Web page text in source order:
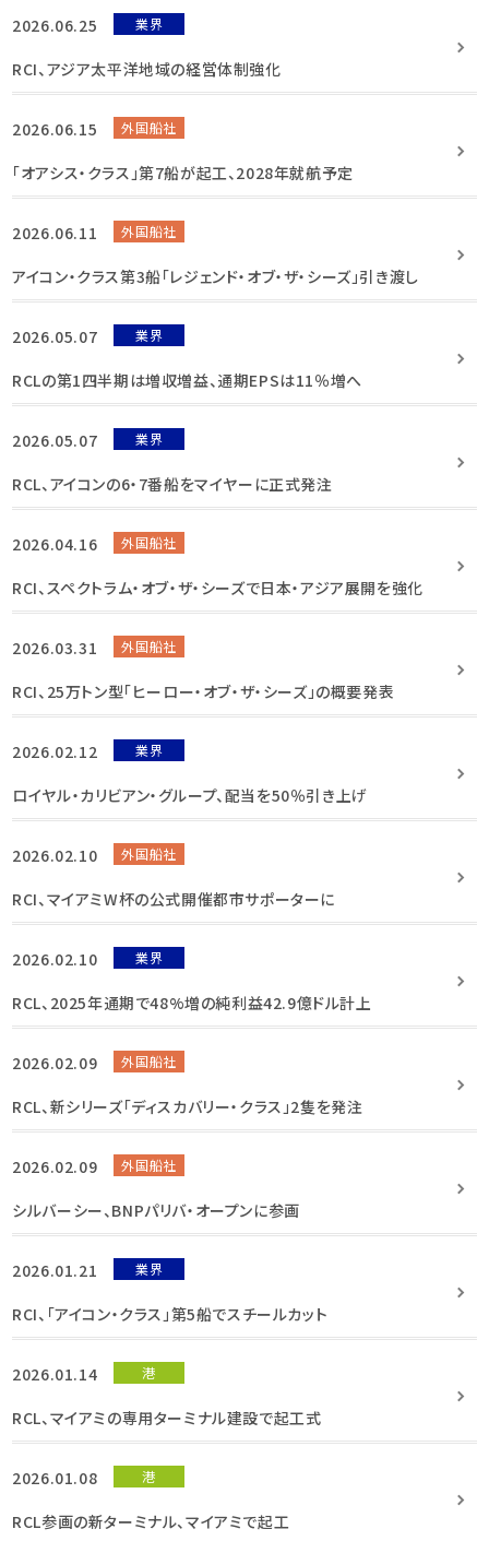
2026.06.25 業界
RCI、アジア太平洋地域の経営体制強化
2026.06.15 外国船社
「オアシス・クラス」第7船が起工、2028年就航予定
2026.06.11 外国船社
アイコン・クラス第3船「レジェンド・オブ・ザ・シーズ」引き渡し
2026.05.07 業界
RCLの第1四半期は増収増益、通期EPSは11％増へ
2026.05.07 業界
RCL、アイコンの6・7番船をマイヤーに正式発注
2026.04.16 外国船社
RCI、スペクトラム・オブ・ザ・シーズで日本・アジア展開を強化
2026.03.31 外国船社
RCI、25万トン型「ヒーロー・オブ・ザ・シーズ」の概要発表
2026.02.12 業界
ロイヤル・カリビアン・グループ、配当を50％引き上げ
2026.02.10 外国船社
RCI、マイアミW杯の公式開催都市サポーターに
2026.02.10 業界
RCL、2025年通期で48%増の純利益42.9億ドル計上
2026.02.09 外国船社
RCL、新シリーズ「ディスカバリー・クラス」2隻を発注
2026.02.09 外国船社
シルバーシー、BNPパリバ・オープンに参画
2026.01.21 業界
RCI、「アイコン・クラス」第5船でスチールカット
2026.01.14 港
RCL、マイアミの専用ターミナル建設で起工式
2026.01.08 港
RCL参画の新ターミナル、マイアミで起工